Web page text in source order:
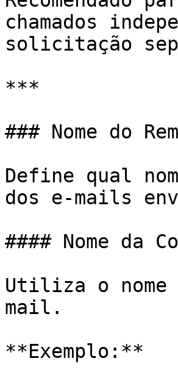
chamados
solicitação
***
### Nome do
Define qual
dos e-mails
#### Nome da
Utiliza o nome
mail.
**Exemplo:**